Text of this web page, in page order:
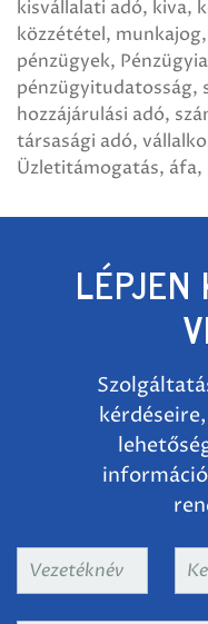
kisvállalati adó kiva
közzététel munkajog
pénzügyek
pénzügyitudatosság
hozzájárulási adó
társasági adó
Üzletitámogatás áfa
LÉPJEN
Vezetéknév